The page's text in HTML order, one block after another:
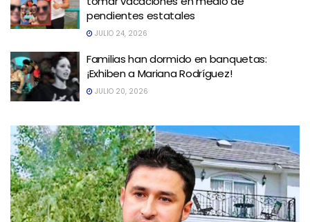
pendientes estatales
JULIO 24, 2026
Familias han dormido en banquetas:
¡Exhiben a Mariana Rodríguez!
JULIO 20, 2026